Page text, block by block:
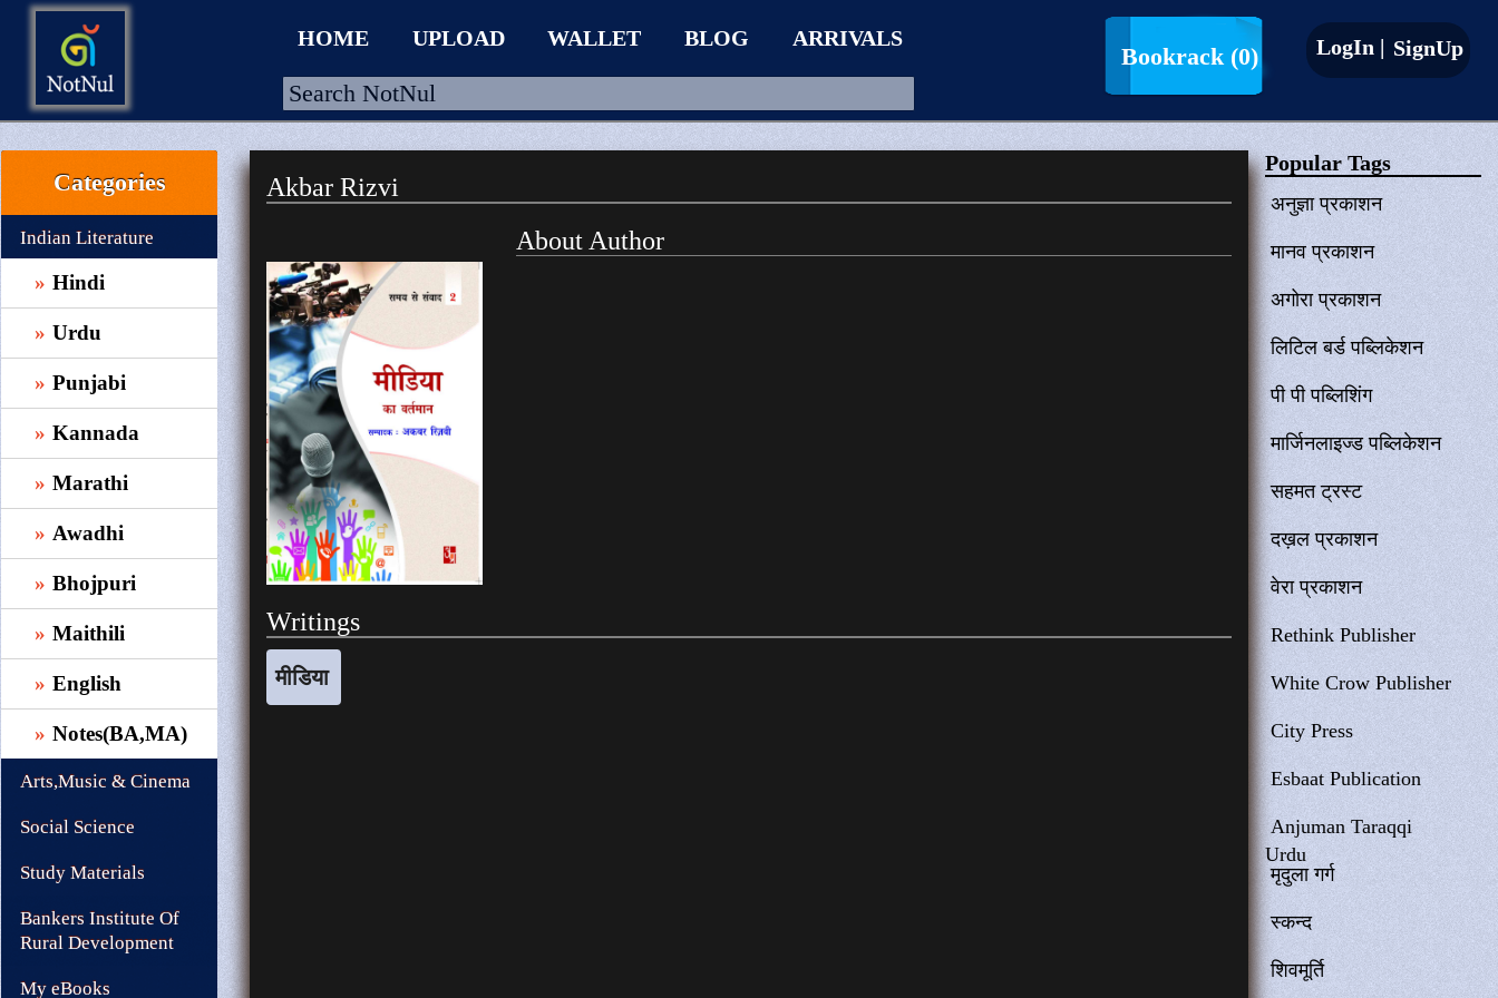
HOME
UPLOAD
WALLET
BLOG
ARRIVALS
CATEGORIES >
HOME UPLOAD WALLET BLOG ARRIVALS
Bookrack (0) LogIn | SignUp
Categories
Indian Literature
Hindi
Urdu
Punjabi
Kannada
Marathi
Awadhi
Bhojpuri
Maithili
English
Notes(BA,MA)
Arts,Music & Cinema
Social Science
Study Materials
Bankers Institute Of
Rural Development
My eBooks
Akbar Rizvi
About Author
Writings
मीडिया
Popular Tags
अनुज्ञा प्रकाशन
मानव प्रकाशन
अगोरा प्रकाशन
लिटिल बर्ड पब्लिकेशन
पी पी पब्लिशिंग
मार्जिनलाइज्ड पब्लिकेशन
सहमत ट्रस्ट
दख़ल प्रकाशन
वेरा प्रकाशन
Rethink Publisher
White Crow Publisher
City Press
Esbaat Publication
Anjuman Taraqqi
Urdu
मृदुला गर्ग
स्कन्द
शिवमूर्ति